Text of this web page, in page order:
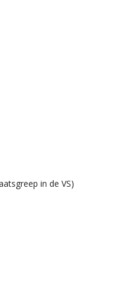
in de VS)